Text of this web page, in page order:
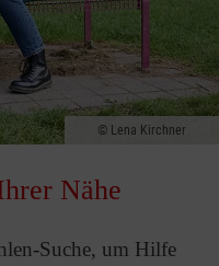
Lena Kirchner
Nähe
Suche, um Hilfe